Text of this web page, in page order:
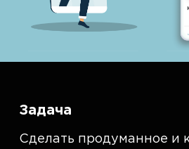
Задача
Сделать продуманное и